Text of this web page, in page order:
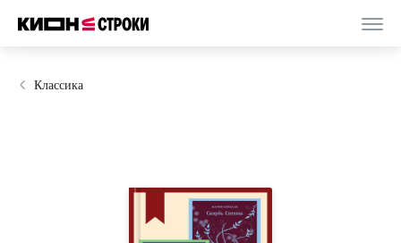
Классика